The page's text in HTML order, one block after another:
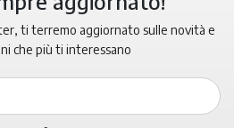
ti terremo aggiornato sulle novità e
che più ti interessano